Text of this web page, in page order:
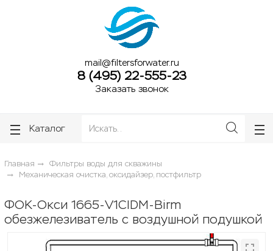
mail@filtersforwater.ru
8 (495) 22-555-23
Заказать звонок
Каталог
Главная
Фильтры воды для скважины
Механическая очистка, оксидайзер, постфильтр
ФОК-Окси 1665-V1CIDM-Birm
обезжелезиватель с воздушной подушкой